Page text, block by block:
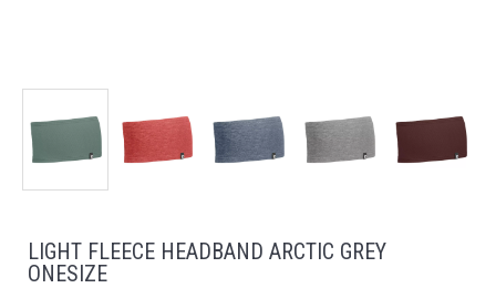
LIGHT FLEECE HEADBAND ARCTIC GREY
ONESIZE